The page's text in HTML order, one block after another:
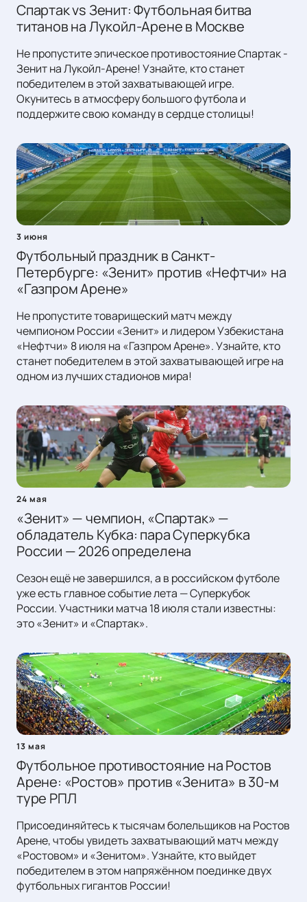
Спартак vs Зенит: Футбольная битва
титанов на Лукойл-Арене в Москве
Не пропустите эпическое противостояние Спартак -
Зенит на Лукойл-Арене! Узнайте, кто станет
победителем в этой захватывающей игре.
Окунитесь в атмосферу большого футбола и
поддержите свою команду в сердце столицы!
3 июня
Футбольный праздник в Санкт-
Петербурге: «Зенит» против «Нефтчи» на
«Газпром Арене»
Не пропустите товарищеский матч между
чемпионом России «Зенит» и лидером Узбекистана
«Нефтчи» 8 июля на «Газпром Арене». Узнайте, кто
станет победителем в этой захватывающей игре на
одном из лучших стадионов мира!
24 мая
«Зенит» — чемпион, «Спартак» —
обладатель Кубка: пара Суперкубка
России — 2026 определена
Сезон ещё не завершился, а в российском футболе
уже есть главное событие лета — Суперкубок
России. Участники матча 18 июля стали известны:
это «Зенит» и «Спартак».
13 мая
Футбольное противостояние на Ростов
Арене: «Ростов» против «Зенита» в 30-м
туре РПЛ
Присоединяйтесь к тысячам болельщиков на Ростов
Арене, чтобы увидеть захватывающий матч между
«Ростовом» и «Зенитом». Узнайте, кто выйдет
победителем в этом напряжённом поединке двух
футбольных гигантов России!